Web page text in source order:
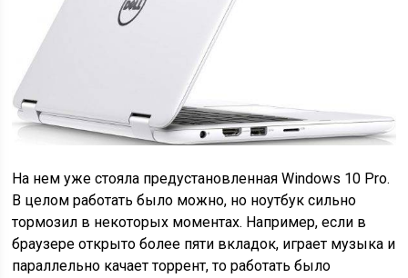
На нем уже стояла предустановленная Windows 10 Pro.
В целом работать было можно, но ноутбук сильно
тормозил в некоторых моментах. Например, если в
браузере открыто более пяти вкладок, играет музыка и
параллельно качает торрент, то работать было